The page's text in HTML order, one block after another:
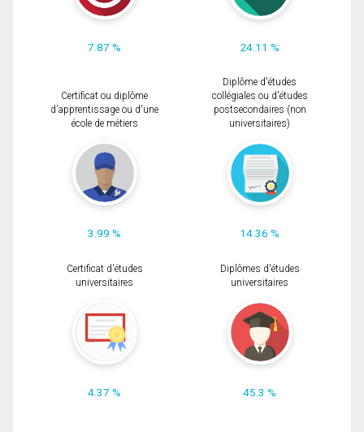
7.87 % 24.11 %
Certificat ou diplôme
d'apprentissage ou d'une
école de métiers
3.99 %
Diplôme d'études
collégiales ou d'études
postsecondaires (non
universitaires)
14.36 %
Certificat d'études
universitaires
4.37 %
Diplômes d'études
universitaires
45.3 %